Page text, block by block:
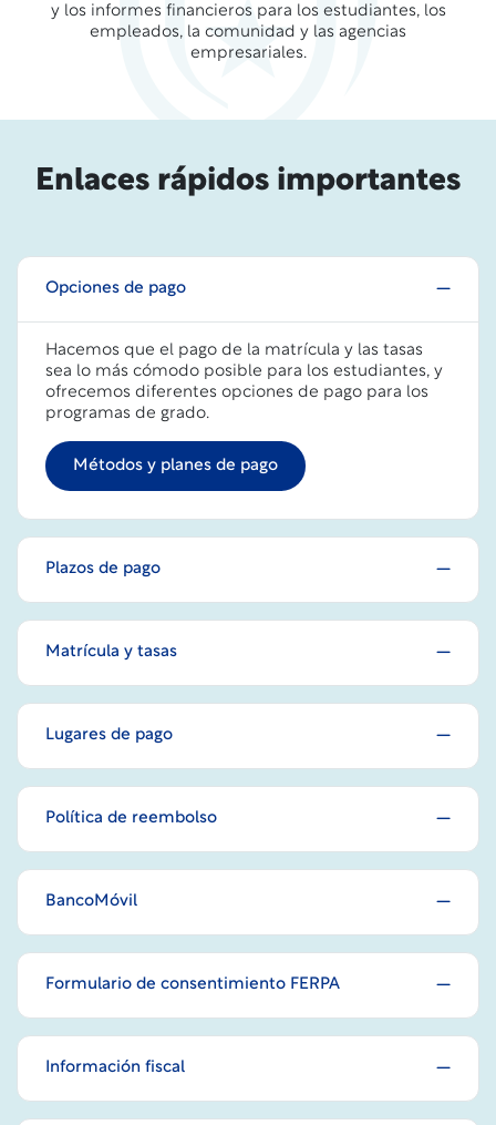
y los informes financieros para los estudiantes, los
empleados, la comunidad y las agencias
empresariales.
Enlaces rápidos importantes
Opciones de pago
Hacemos que el pago de la matrícula y las tasas
sea lo más cómodo posible para los estudiantes, y
ofrecemos diferentes opciones de pago para los
programas de grado.
Métodos y planes de pago
Plazos de pago
Matrícula y tasas
Lugares de pago
Política de reembolso
BancoMóvil
Formulario de consentimiento FERPA
Información fiscal